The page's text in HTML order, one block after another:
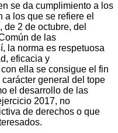
se da cumplimiento a los
los que se refiere el
2 de octubre, del
de las
la norma es respetuosa
eficacia y
ella se consigue el fin
general del tope
el desarrollo de las
2017, no
de derechos o que